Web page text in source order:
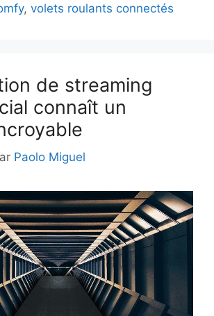
, volets roulants connectés
de streaming
connaît un
Paolo Miguel